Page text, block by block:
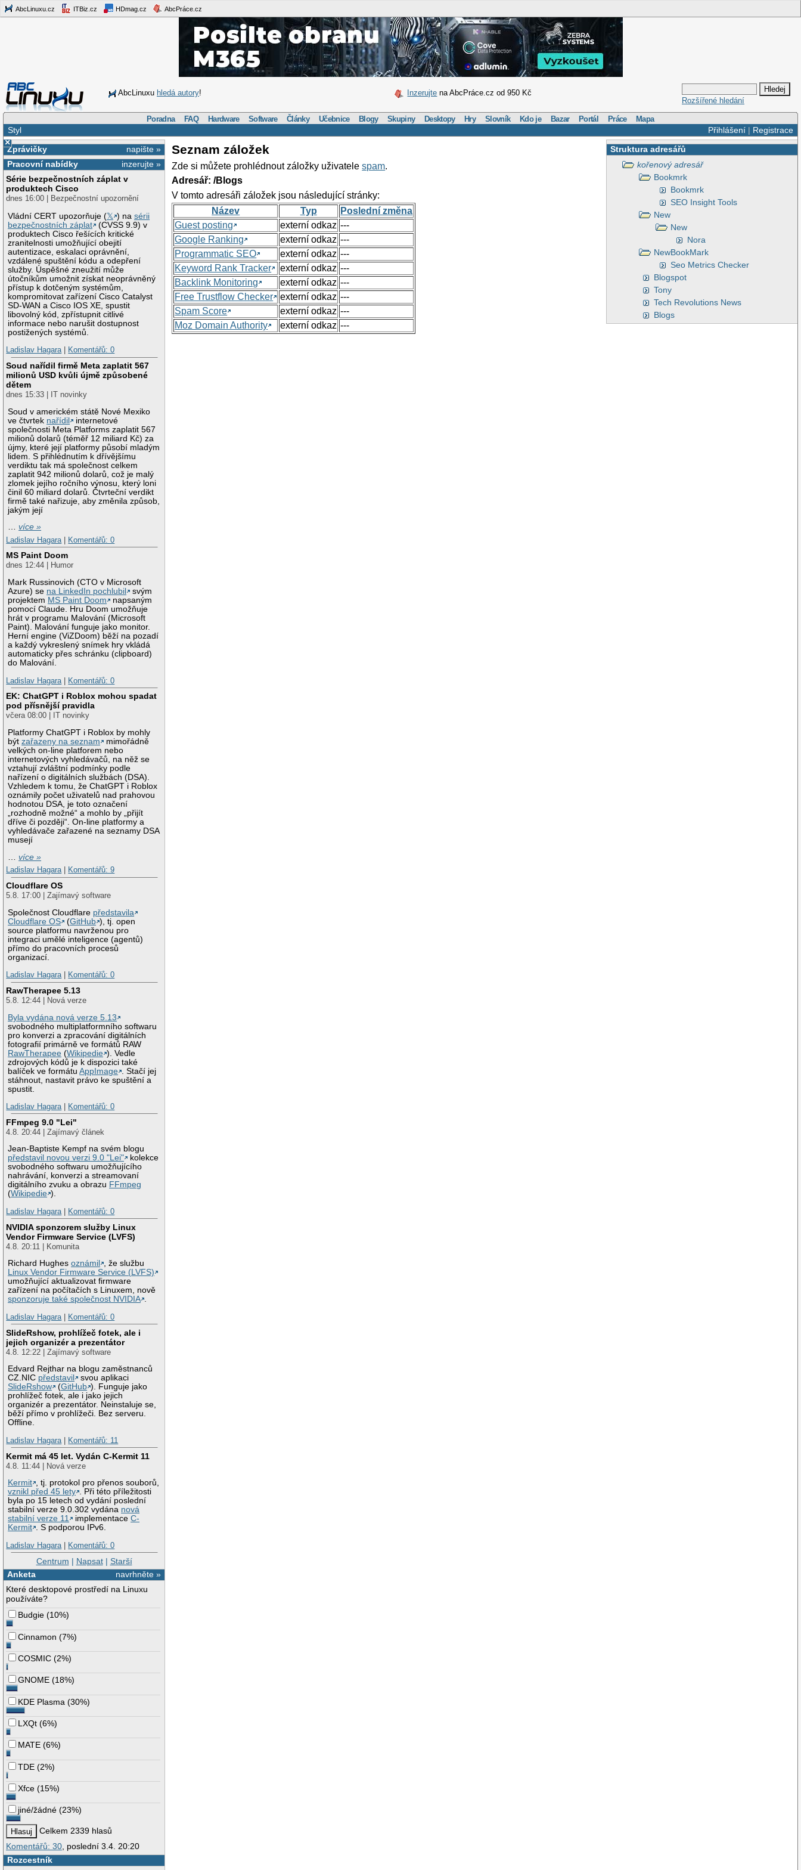
AbcLinuxu.cz ITBiz.cz HDmag.cz AbcPráce.cz
AbcLinuxu hledá autory! Inzerujte na AbcPráce.cz od 950 Kč
Rozšířené hledání
Poradna FAQ Hardware Software Články Učebnice Blogy Skupiny Desktopy Hry Slovník Kdo je Bazar Portál Práce Mapa
Přihlášení| Registrace
Styl
×
napište »
Zprávičky
inzerujte »
Pracovní nabídky
Série bezpečnostních záplat v
produktech Cisco
dnes 16:00 | Bezpečnostní upozornění
Vládní CERT upozorňuje (𝕏 ) nasérii
bezpečnostních záplat
(CVSS 9.9) v
produktech Cisco řešících kritické
zranitelnosti umožňující obejití
autentizace, eskalaci oprávnění,
vzdálené spuštění kódu a odepření
služby. Úspěšné zneužití může
útočníkům umožnit získat neoprávněný
přístup k dotčeným systémům,
kompromitovat zařízení Cisco Catalyst
SD-WAN a Cisco IOS XE, spustit
libovolný kód, zpřístupnit citlivé
informace nebo narušit dostupnost
postižených systémů.
Ladislav Hagara| Komentářů: 0
Soud nařídil firmě Meta zaplatit 567
milionů USD kvůli újmě způsobené
dětem
dnes 15:33 | IT novinky
Soud v americkém státě Nové Mexiko
ve čtvrtek nařídil
internetové
společnosti Meta Platforms zaplatit 567
milionů dolarů (téměř 12 miliard Kč) za
újmy, které její platformy působí mladým
lidem. S přihlédnutím k dřívějšímu
verdiktu tak má společnost celkem
zaplatit 942 milionů dolarů, což je malý
zlomek jejího ročního výnosu, který loni
činil 60 miliard dolarů. Čtvrteční verdikt
firmě také nařizuje, aby změnila způsob,
jakým její
…více »
Ladislav Hagara
Komentářů: 0
MS Paint Doom
dnes 12:44 | Humor
Mark Russinovich (CTO v Microsoft
Azure) se na LinkedIn pochlubil
svým
projektem MS Paint Doom
napsaným
pomocí Claude. Hru Doom umožňuje
hrát v programu Malování (Microsoft
Paint). Malování funguje jako monitor.
Herní engine (ViZDoom) běží na pozadí
a každý vykreslený snímek hry vkládá
automaticky přes schránku (clipboard)
do Malování.
Ladislav Hagara
Komentářů: 0
EK: ChatGPT i Roblox mohou spadat
pod přísnější pravidla
včera 08:00 | IT novinky
Platformy ChatGPT i Roblox by mohly
býtzařazeny na seznam
mimořádně
velkých on-line platforem nebo
internetových vyhledávačů, na něž se
vztahují zvláštní podmínky podle
nařízení o digitálních službách (DSA).
Vzhledem k tomu, že ChatGPT i Roblox
oznámily počet uživatelů nad prahovou
hodnotou DSA, je toto označení
„rozhodně možné“ a mohlo by „přijít
dříve či později“. On-line platformy a
vyhledávače zařazené na seznamy DSA
musejí
…více »
Ladislav Hagara| Komentářů: 9
Cloudflare OS
5.8. 17:00 | Zajímavý software
Společnost Cloudflare představila
Cloudflare OS
(GitHub ), tj. open
source platformu navrženou pro
integraci umělé inteligence (agentů)
přímo do pracovních procesů
organizací.
Ladislav Hagara| Komentářů: 0
RawTherapee 5.13
5.8. 12:44 | Nová verze
Byla vydána nová verze 5.13
svobodného multiplatformního softwaru
pro konverzi a zpracování digitálních
fotografií primárně ve formátů RAW
RawTherapee (Wikipedie ). Vedle
zdrojových kódů je k dispozici také
balíček ve formátuAppImage
. Stačí jej
stáhnout, nastavit právo ke spuštění a
spustit.
Ladislav Hagara| Komentářů: 0
FFmpeg 9.0 "Lei"
4.8. 20:44 | Zajímavý článek
Jean-Baptiste Kempf na svém blogu
představil novou verzi 9.0 "Lei"
kolekce
svobodného softwaru umožňujícího
nahrávání, konverzi a streamovaní
digitálního zvuku a obrazu FFmpeg
(Wikipedie ).
Ladislav Hagara| Komentářů: 0
NVIDIA sponzorem služby Linux
Vendor Firmware Service (LVFS)
4.8. 20:11 | Komunita
Richard Hughesoznámil
, že službu
Linux Vendor Firmware Service (LVFS)
umožňující aktualizovat firmware
zařízení na počítačích s Linuxem, nově
sponzoruje také společnost NVIDIA .
Ladislav Hagara| Komentářů: 0
SlideRshow, prohlížeč fotek, ale i
jejich organizér a prezentátor
4.8. 12:22 | Zajímavý software
Edvard Rejthar na blogu zaměstnanců
CZ.NIC představil
svou aplikaci
SlideRshow
(GitHub ). Funguje jako
prohlížeč fotek, ale i jako jejich
organizér a prezentátor. Neinstaluje se,
běží přímo v prohlížeči. Bez serveru.
Offline.
Ladislav Hagara| Komentářů: 11
Kermit má 45 let. Vydán C-Kermit 11
4.8. 11:44 | Nová verze
Kermit , tj. protokol pro přenos souborů,
vznikl před 45 lety . Při této příležitosti
byla po 15 letech od vydání poslední
stabilní verze 9.0.302 vydána nová
stabilní verze 11
implementaceC-
Kermit . S podporou IPv6.
Ladislav Hagara| Komentářů: 0
Centrum | Napsat| Starší
navrhněte »
Anketa
Které desktopové prostředí na Linuxu
používáte?
Budgie (10%)
Cinnamon (7%)
COSMIC (2%)
GNOME (18%)
KDE Plasma (30%)
LXQt (6%)
MATE (6%)
TDE (2%)
Xfce (15%)
jiné/žádné (23%)
Celkem 2339 hlasů
Komentářů: 30 , poslední 3.4. 20:20
Rozcestník
Struktura adresářů
kořenový adresář
Bookmrk
Bookmrk
SEO Insight Tools
New
New
Nora
NewBookMark
Seo Metrics Checker
Blogspot
Tony
Tech Revolutions News
Blogs
Seznam záložek
Zde si můžete prohlédnout záložky uživatelespam.
Adresář: /Blogs
V tomto adresáři záložek jsou následující stránky:
Název
Typ
Poslední změna
Guest posting
externí odkaz ---
Google Ranking
externí odkaz ---
Programmatic SEO
externí odkaz ---
Keyword Rank Tracker
externí odkaz ---
Backlink Monitoring
externí odkaz ---
Free Trustflow Checker
externí odkaz ---
Spam Score
externí odkaz ---
Moz Domain Authority
externí odkaz ---